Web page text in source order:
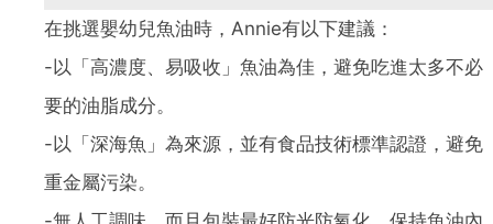
在挑選嬰幼兒魚油時，Annie有以下建議：
-以「高濃度、易吸收」魚油為佳，避免吃進太多不必
要的油脂成分。
-以「深海魚」為來源，並有食品技術標準認證，避免
重金屬污染。